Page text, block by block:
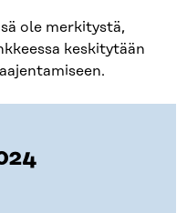
ole merkitystä,
keskitytään